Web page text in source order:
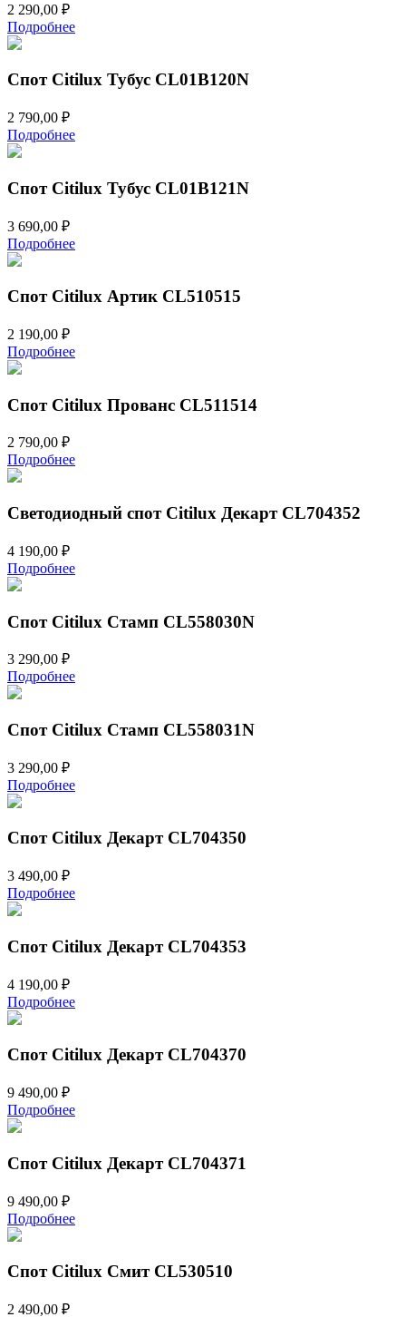
2 290,00 ₽
Подробнее
Спот Citilux Тубус CL01B120N
2 790,00 ₽
Подробнее
Спот Citilux Тубус CL01B121N
3 690,00 ₽
Подробнее
Спот Citilux Артик CL510515
2 190,00 ₽
Подробнее
Спот Citilux Прованс CL511514
2 790,00 ₽
Подробнее
Светодиодный спот Citilux Декарт CL704352
4 190,00 ₽
Подробнее
Спот Citilux Стамп CL558030N
3 290,00 ₽
Подробнее
Спот Citilux Стамп CL558031N
3 290,00 ₽
Подробнее
Спот Citilux Декарт CL704350
3 490,00 ₽
Подробнее
Спот Citilux Декарт CL704353
4 190,00 ₽
Подробнее
Спот Citilux Декарт CL704370
9 490,00 ₽
Подробнее
Спот Citilux Декарт CL704371
9 490,00 ₽
Подробнее
Спот Citilux Смит CL530510
2 490,00 ₽